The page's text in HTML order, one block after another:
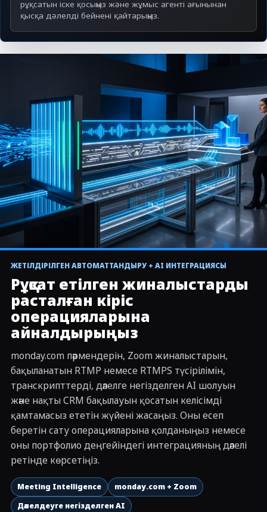
рұқсатын іске қосыңыз және жұмыс агенті ағынынан
қысқа дәлелді бейнені қайтарыңыз.
▶
CRM жиналысқа, транскрипцияға, AI шолуына және
кері жазуға арналған пәрмен
ЖЕТІЛДІРІЛГЕН АВТОМАТТАНДЫРУ + AI ИНТЕГРАЦИЯСЫ
Рұқсат етілген жиналыстарды
расталған кіріс
операцияларына
айналдырыңыз
monday.com пәрмендерін, Zoom жиналыстарын,
бақыланатын RTMP немесе RTMPS түсірілімін,
транскрипттерді, дәлелге негізделген AI шолуын
және нақты CRM бақылауын қосатын келісімді
қамтамасыз ететін жүйені жасаңыз. Оны есеп
беретін сату операцияларына қолданыңыз немесе
оны портфолио деңгейіндегі интеграцияның дәлелі
ретінде көрсетіңіз.
Meeting Intelligence
monday.com + Zoom
Дәлелдеуге негізделген AI